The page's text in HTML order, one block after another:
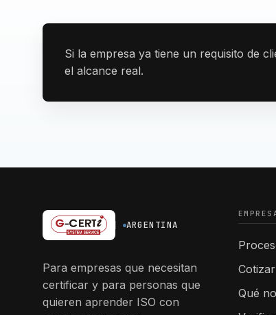
Si la empresa ya tiene un requisito de
el alcance real.
ARGENTINA
Para empresas que necesitan
certificar y para personas que
quieren aprender ISO con
Cotizar
Qué